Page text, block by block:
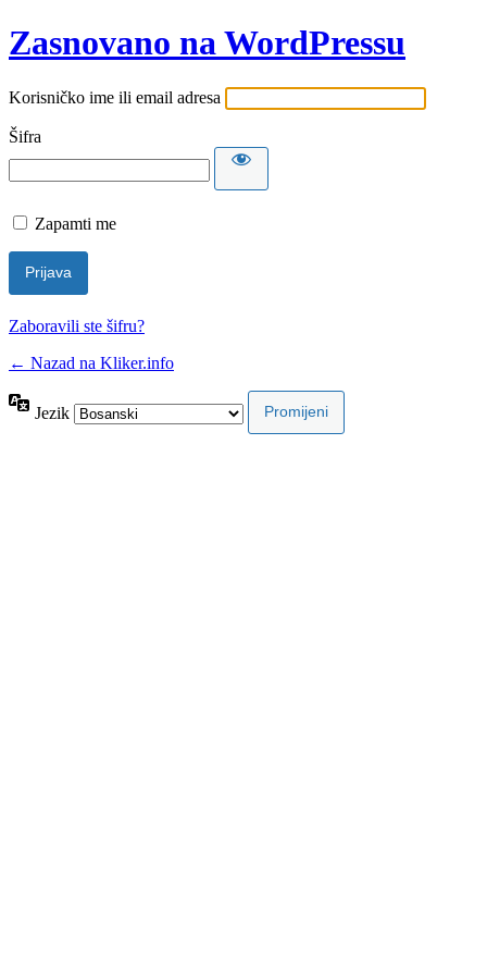
Zasnovano na WordPressu
Korisničko ime ili email adresa
Šifra
Zapamti me
Zaboravili ste šifru?
← Nazad na Kliker.info
Jezik